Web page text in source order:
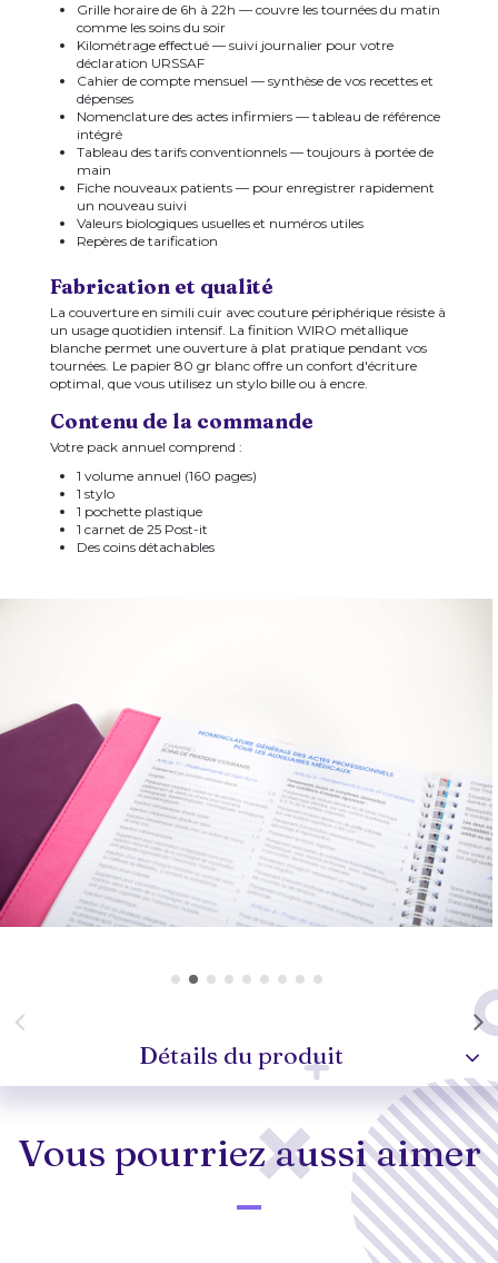
Grille horaire de 6h à 22h — couvre les tournées du matin
comme les soins du soir
Kilométrage effectué — suivi journalier pour votre
déclaration URSSAF
Cahier de compte mensuel — synthèse de vos recettes et
dépenses
Nomenclature des actes infirmiers — tableau de référence
intégré
Tableau des tarifs conventionnels — toujours à portée de
main
Fiche nouveaux patients — pour enregistrer rapidement
un nouveau suivi
Valeurs biologiques usuelles et numéros utiles
Repères de tarification
Fabrication et qualité
La couverture en simili cuir avec couture périphérique résiste à
un usage quotidien intensif. La finition WIRO métallique
blanche permet une ouverture à plat pratique pendant vos
tournées. Le papier 80 gr blanc offre un confort d'écriture
optimal, que vous utilisez un stylo bille ou à encre.
Contenu de la commande
Votre pack annuel comprend :
1 volume annuel (160 pages)
1 stylo
1 pochette plastique
1 carnet de 25 Post-it
Des coins détachables
Détails du produit
Vous pourriez aussi aimer